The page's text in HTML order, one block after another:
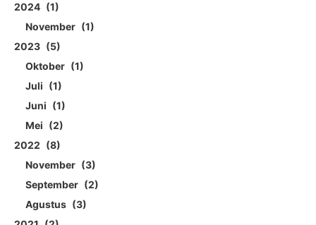
2024
1
November
1
2023
5
Oktober
1
Juli
1
Juni
1
Mei
2
2022
8
November
3
September
2
Agustus
3